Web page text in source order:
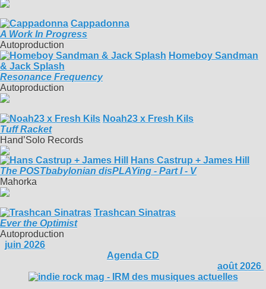
Cappadonna
A Work In Progress
Autoproduction
Homeboy Sandman
& Jack Splash
Resonance Frequency
Autoproduction
Noah23 x Fresh Kils
Tuff Racket
Hand’Solo Records
Hans Castrup + James Hill
The POSTbabylonian disPLAYing - Part I - V
Mahorka
Trashcan Sinatras
Ever the Optimist
Autoproduction
juin 2026
Agenda CD
août 2026